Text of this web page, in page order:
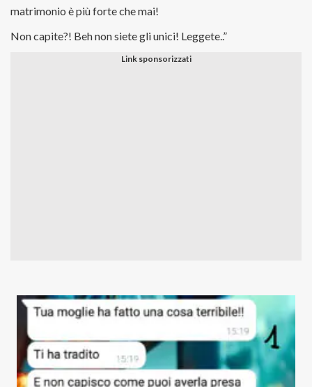
matrimonio è più forte che mai!
Non capite?! Beh non siete gli unici! Leggete..”